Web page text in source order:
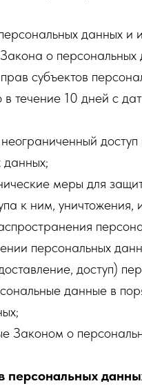
данных и
о персональных
субъектов
течение 10 дней с
данных;
меры для
к ним, уничтожения,
персональных
доступ)
данные в
Законом о
персональных